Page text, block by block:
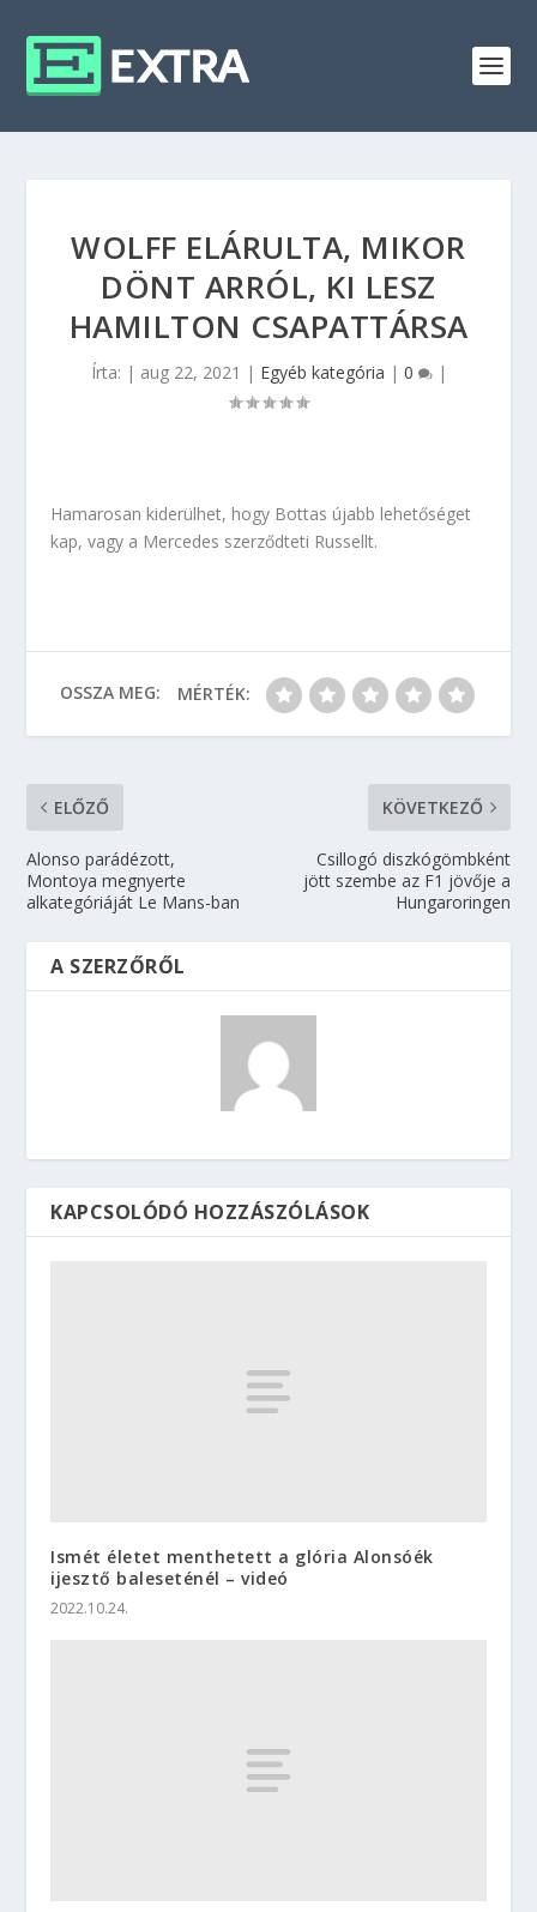
WOLFF ELÁRULTA, MIKOR
DÖNT ARRÓL, KI LESZ
HAMILTON CSAPATTÁRSA
Írta: | aug 22, 2021 | Egyéb kategória | 0 |
Hamarosan kiderülhet, hogy Bottas újabb lehetőséget
kap, vagy a Mercedes szerződteti Russellt.
OSSZA MEG: MÉRTÉK:
ELŐZŐ
Alonso parádézott,
Montoya megnyerte
alkategóriáját Le Mans-ban
KÖVETKEZŐ
Csillogó diszkógömbként
jött szembe az F1 jövője a
Hungaroringen
A SZERZŐRŐL
KAPCSOLÓDÓ HOZZÁSZÓLÁSOK
Ismét életet menthetett a glória Alonsóék
ijesztő baleseténél – videó
2022.10.24.